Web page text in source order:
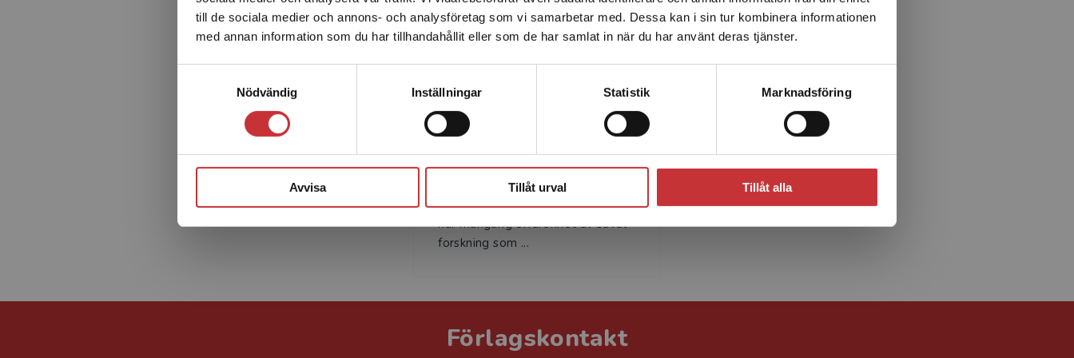
till de sociala medier och annons- och analysföretag som vi samarbetar med. Dessa kan i sin tur kombinera informationen
med annan information som du har tillhandahållit eller som de har samlat in när du har använt deras tjänster.
Nödvändig
Inställningar Statistik Marknadsföring
Avvisa Tillåt urval Tillåt alla
Sverige. För att kunna slutföra ett köp måste
leveransadressen vara i Sverige.Läs mer
Ulf Jakobsson är distriktssköterska
och professor vid medicinska
fakulteten, Lunds universitet. Han
har mångårig erfarenhet av såväl
forskning som ...
Förlagskontakt